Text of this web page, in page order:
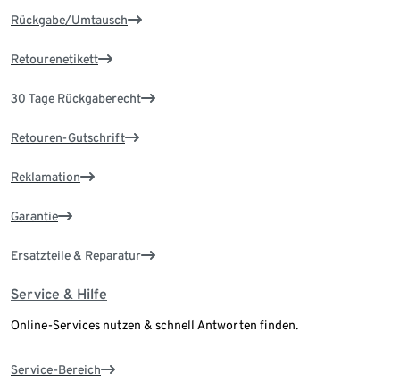
Rückgabe/Umtausch
Retourenetikett
30 Tage Rückgaberecht
Retouren-Gutschrift
Reklamation
Garantie
Ersatzteile & Reparatur
Service & Hilfe
Online-Services nutzen & schnell Antworten finden.
Service-Bereich